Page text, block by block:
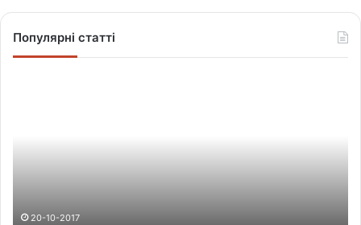
Популярні статті
20-10-2017